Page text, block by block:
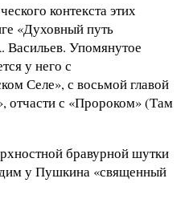
контекста этих
«Духовный путь
Упомянутое
у него с
Селе», с восьмой главой
отчасти с «Пророком» (Там
бравурной шутки
у Пушкина «священный